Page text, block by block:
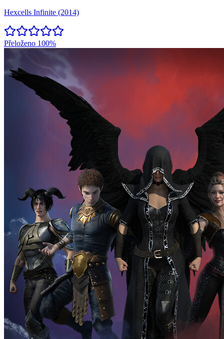
Hexcells Infinite (2014)
Přeloženo 100%